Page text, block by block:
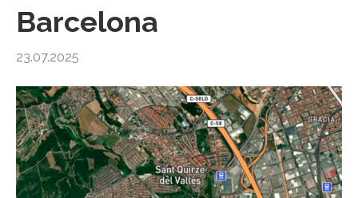
Barcelona
23.07.2025